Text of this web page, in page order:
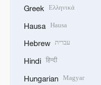
Greek Ελληνικά
Hausa Hausa
Hebrew עברית
Hindi हिन्दी
Hungarian Magyar